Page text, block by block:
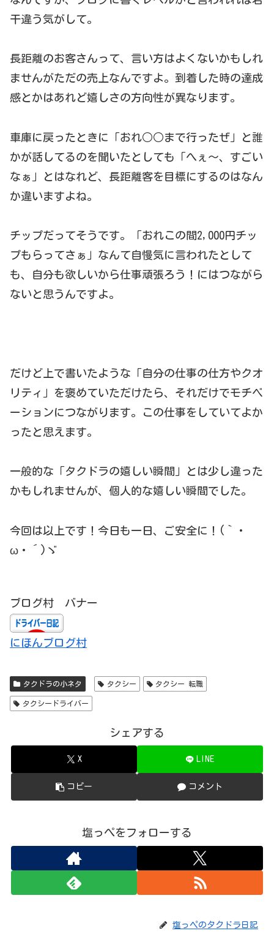
干違う気がして。
長距離のお客さんって、言い方はよくないかもしれ
ませんがただの売上なんですよ。到着した時の達成
感とかはあれど嬉しさの方向性が異なります。
車庫に戻ったときに「おれ○○まで行ったぜ」と誰
かが話してるのを聞いたとしても「へぇ～、すごい
なぁ」とはなれど、長距離客を目標にするのはなん
か違いますよね。
チップだってそうです。「おれこの間2,000円チッ
プもらってさぁ」なんて自慢気に言われたとして
も、自分も欲しいから仕事頑張ろう！にはつながら
ないと思うんですよ。
だけど上で書いたような「自分の仕事の仕方やクオ
リティ」を褒めていただけたら、それだけでモチベ
ーションにつながります。この仕事をしていてよか
ったと思えます。
一般的な「タクドラの嬉しい瞬間」とは少し違った
かもしれませんが、個人的な嬉しい瞬間でした。
今回は以上です！今日も一日、ご安全に！(｀・
ω・´)ゞ
ブログ村 バナー
にほんブログ村
タクドラの小ネタ タクシー タクシー 転職
タクシードライバー
シェアする
X LINE
コピー コメント
塩っぺをフォローする
塩っペのタクドラ日記